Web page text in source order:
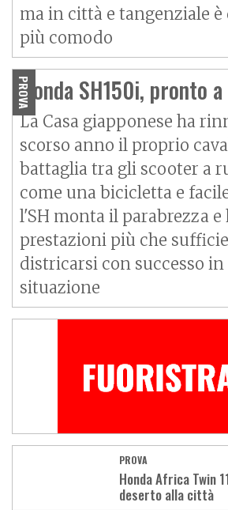
ma in città e tangenziale è
più comodo
PROVA
Honda SH150i, pronto
La Casa giapponese ha
scorso anno il proprio
battaglia tra gli scooter a
come una bicicletta e
l'SH monta il parabrezza e
prestazioni più che
districarsi con successo in
situazione
PROVA
Honda Africa Twin
deserto alla città